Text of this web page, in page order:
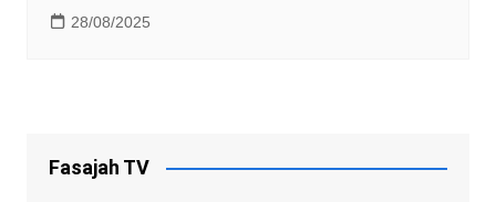
28/08/2025
Fasajah TV